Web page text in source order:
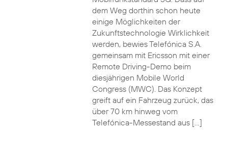
dem Weg dorthin schon heute
einige Möglichkeiten der
Zukunftstechnologie Wirklichkeit
werden, bewies Telefónica S.A.
gemeinsam mit Ericsson mit einer
Remote Driving-Demo beim
diesjährigen Mobile World
Congress (MWC). Das Konzept
greift auf ein Fahrzeug zurück, das
über 70 km hinweg vom
Telefónica-Messestand aus […]